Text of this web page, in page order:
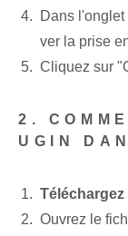
Dans
ver la prise
Cliquez sur
2.
UGIN
Ouvrez le